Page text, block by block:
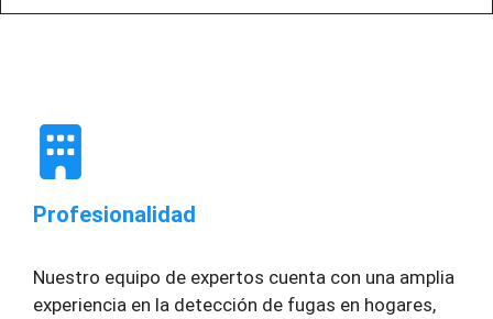
Profesionalidad
Nuestro equipo de expertos cuenta con una amplia
experiencia en la detección de fugas en hogares,